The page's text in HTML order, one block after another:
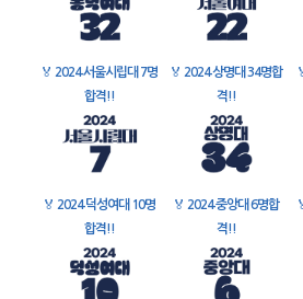
🏅 2024 서울시립대 7명
합격!!
🏅 2024 상명대 34명합
격!!
🏅 2024 덕성여대 10명
합격!!
🏅 2024 중앙대 6명합
격!!